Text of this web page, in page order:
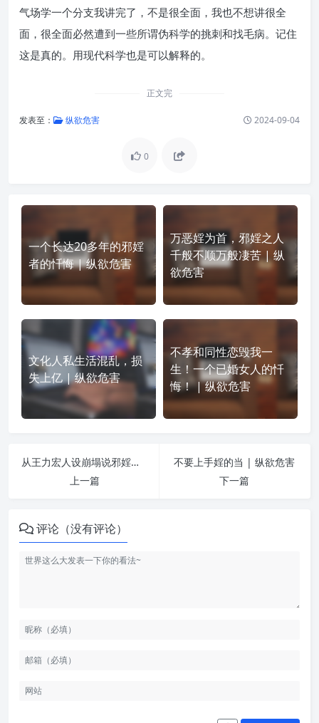
气场学一个分支我讲完了，不是很全面，我也不想讲很全
面，很全面必然遭到一些所谓伪科学的挑刺和找毛病。记住
这是真的。用现代科学也是可以解释的。
正文完
发表至： 纵欲危害 2024-09-04
0
一个长达20多年的邪婬
者的忏悔 | 纵欲危害
万恶婬为首，邪婬之人
千般不顺万般凄苦 | 纵
欲危害
文化人私生活混乱，损
失上亿 | 纵欲危害
不孝和同性恋毁我一
生！一个已婚女人的忏
悔！ | 纵欲危害
从王力宏人设崩塌说邪婬危害 | 纵欲危害
上一篇
不要上手婬的当 | 纵欲危害
下一篇
评论（没有评论）